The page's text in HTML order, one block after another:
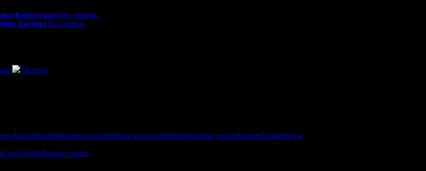
Фантастико) По график.
Баучер) По график.
Victoria
АвтомобилиБензиностанцииУроци и курсовеПазаруванеЗа децатаЗдравеТанциДруги
СалсаЗумбаЛатино танци